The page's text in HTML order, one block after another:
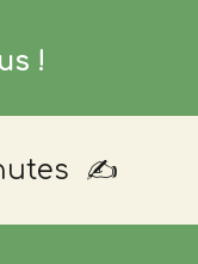
!
✍️